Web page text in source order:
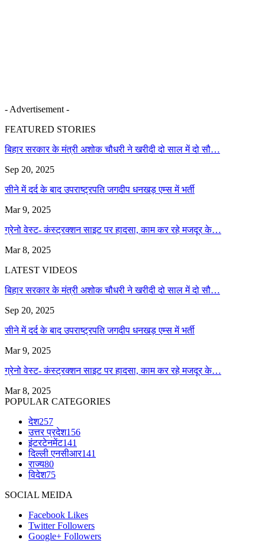
- Advertisement -
FEATURED STORIES
बिहार सरकार के मंत्री अशोक चौधरी ने खरीदी दो साल में दो सौ…
Sep 20, 2025
सीने में दर्द के बाद उपराष्ट्रपति जगदीप धनखड़ एम्स में भर्ती
Mar 9, 2025
ग्रेनो वेस्ट- कंस्ट्रक्शन साइट पर हादसा, काम कर रहे मजदूर के…
Mar 8, 2025
LATEST VIDEOS
बिहार सरकार के मंत्री अशोक चौधरी ने खरीदी दो साल में दो सौ…
Sep 20, 2025
सीने में दर्द के बाद उपराष्ट्रपति जगदीप धनखड़ एम्स में भर्ती
Mar 9, 2025
ग्रेनो वेस्ट- कंस्ट्रक्शन साइट पर हादसा, काम कर रहे मजदूर के…
Mar 8, 2025
POPULAR CATEGORIES
देश257
उत्तर प्रदेश156
इंटरटेनमेंट141
दिल्ली एनसीआर141
राज्य80
विदेश75
SOCIAL MEIDA
Facebook Likes
Twitter Followers
Google+ Followers